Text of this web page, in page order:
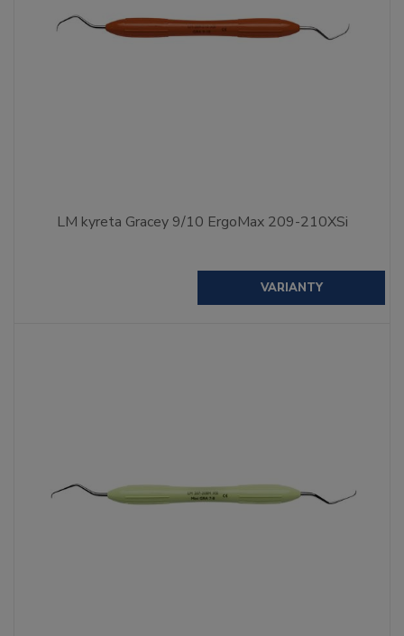
LM kyreta Gracey 9/10 ErgoMax 209-210XSi
VARIANTY